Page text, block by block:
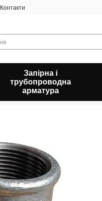
Контакти
Запірна і
трубопроводна
арматура